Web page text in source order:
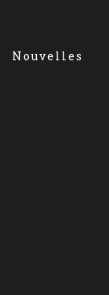
Nouvelles